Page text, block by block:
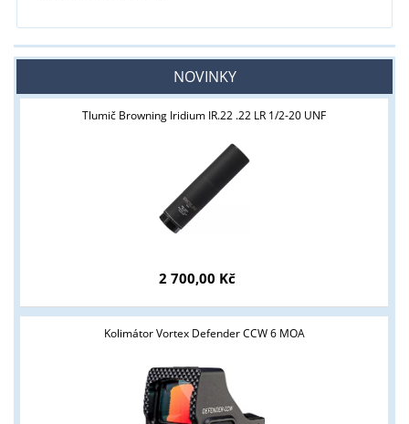
NOVINKY
Tlumič Browning Iridium IR.22 .22 LR 1/2-20 UNF
2 700,00 Kč
Kolimátor Vortex Defender CCW 6 MOA